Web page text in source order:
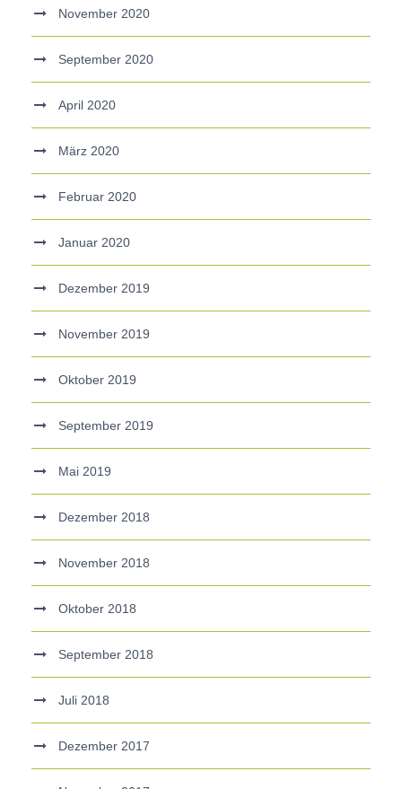
November 2020
September 2020
April 2020
März 2020
Februar 2020
Januar 2020
Dezember 2019
November 2019
Oktober 2019
September 2019
Mai 2019
Dezember 2018
November 2018
Oktober 2018
September 2018
Juli 2018
Dezember 2017